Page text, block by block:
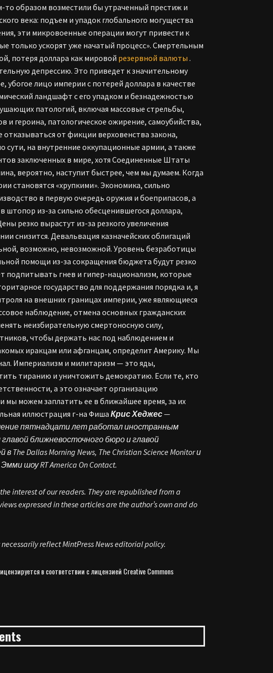
то образом возместили бы утраченный престиж и
века: подъем и упадок глобального могущества
эти микровоенные операции могут привести к
только ускорят уже начатый процесс». Смертельным
потеря доллара как мировой резервной валюты .
депрессию. Это приведет к значительному
убогое лицо империи с потерей доллара в качестве
ландшафт с его упадком и безнадежностью
патологий, включая массовые стрельбы,
и героина, патологическое ожирение, самоубийства,
отказываться от фикции верховенства закона,
на внутренние оккупационные армии, а также
заключенных в мире, хотя Соединенные Штаты
вероятно, наступит быстрее, чем мы думаем. Когда
становятся «хрупкими». Экономика, сильно
в первую очередь оружия и боеприпасов, а
из-за сильно обесценившегося доллара,
резко вырастут из-за резкого увеличения
снизится. Девальвация казначейских облигаций
возможно, невозможной. Уровень безработицы
помощи из-за сокращения бюджета будут резко
подпитывать гнев и гипер-национализм, которые
государство для поддержания порядка и, я
на внешних границах империи, уже являющиеся
наблюдение, отмена основных гражданских
неизбирательную смертоносную силу,
чтобы держать нас под наблюдением и
иракцам или афганцам, определит Америку. Мы
Империализм и милитаризм — это яды,
тиранию и уничтожить демократию. Если те, кто
а это означает организацию
мы можем заплатить ее в ближайшее время, за их
иллюстрация г-на ФишаКрис Хеджес—
пятнадцати лет работал иностранным
главой ближневосточного бюро и главой
Dallas Morning News, The Christian Science Monitor и
шоу RT America On Contact.
interest of our readers. They are republished from a
expressed in these articles are the author’s own and do
reflect MintPress News editorial policy.
в соответствии с лицензией Creative Commons